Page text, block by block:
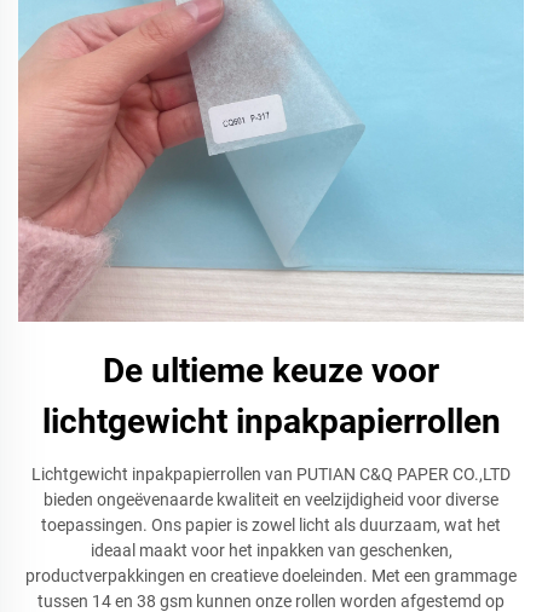
De ultieme keuze voor
lichtgewicht inpakpapierrollen
Lichtgewicht inpakpapierrollen van PUTIAN C&Q PAPER CO.,LTD
bieden ongeëvenaarde kwaliteit en veelzijdigheid voor diverse
toepassingen. Ons papier is zowel licht als duurzaam, wat het
ideaal maakt voor het inpakken van geschenken,
productverpakkingen en creatieve doeleinden. Met een grammage
tussen 14 en 38 gsm kunnen onze rollen worden afgestemd op